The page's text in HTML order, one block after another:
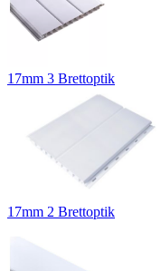
17mm 3 Brettoptik
17mm 2 Brettoptik